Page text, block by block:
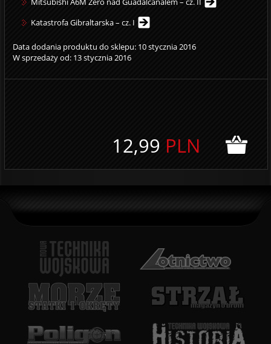
Katastrofa Gibraltarska – cz. I
Data dodania produktu do sklepu: 10 stycznia 2016
W sprzedaży od: 13 stycznia 2016
12,99 PLN